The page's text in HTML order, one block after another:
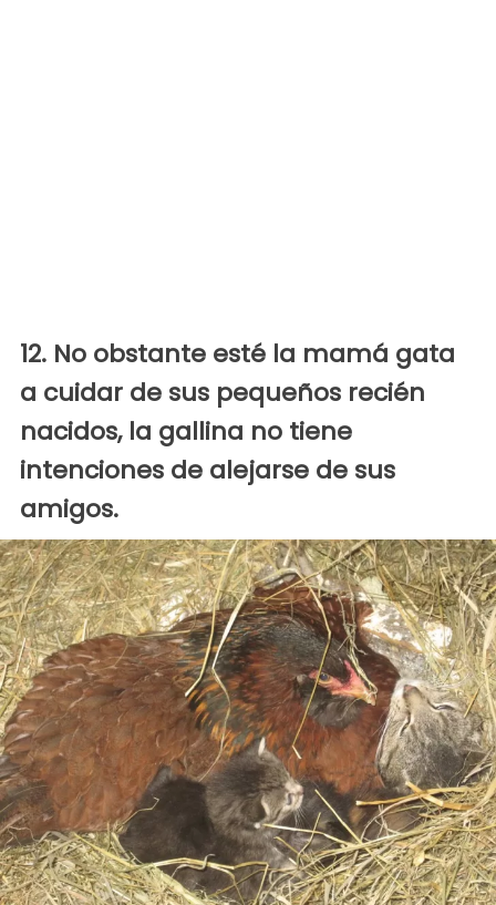
12. No obstante esté la mamá gata
a cuidar de sus pequeños recién
nacidos, la gallina no tiene
intenciones de alejarse de sus
amigos.